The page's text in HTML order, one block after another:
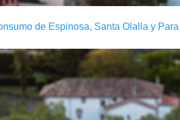
de Espinosa, Santa Olalla y